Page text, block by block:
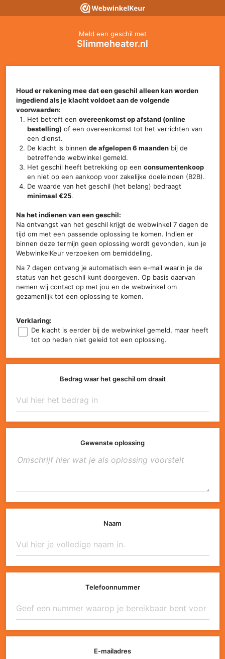
Meld een geschil met
Slimmeheater.nl
Houd er rekening mee dat een geschil alleen kan worden
ingediend als je klacht voldoet aan de volgende
voorwaarden:
Het betreft eenovereenkomst op afstand (online
bestelling) of een overeenkomst tot het verrichten van
een dienst.
De klacht is binnende afgelopen 6 maanden bij de
betreffende webwinkel gemeld.
Het geschil heeft betrekking op eenconsumentenkoop
en niet op een aankoop voor zakelijke doeleinden (B2B).
De waarde van het geschil (het belang) bedraagt
minimaal €25.
Na het indienen van een geschil:
Na ontvangst van het geschil krijgt de webwinkel 7 dagen de
tijd om met een passende oplossing te komen. Indien er
binnen deze termijn geen oplossing wordt gevonden, kun je
WebwinkelKeur verzoeken om bemiddeling.
Na 7 dagen ontvang je automatisch een e-mail waarin je de
status van het geschil kunt doorgeven. Op basis daarvan
nemen wij contact op met jou en de webwinkel om
gezamenlijk tot een oplossing te komen.
Verklaring:
De klacht is eerder bij de webwinkel gemeld, maar heeft
tot op heden niet geleid tot een oplossing.
Bedrag waar het geschil om draait
Gewenste oplossing
Naam
Telefoonnummer
E-mailadres